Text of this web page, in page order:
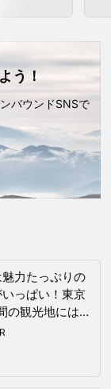
う！
バウンドSNSで
力たっぷりの
っぱい！東京
の観光地にはレ
面に広がって